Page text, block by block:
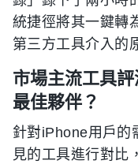
統捷徑將其一鍵轉
第三方工具介入的
市場主流工具
最佳夥伴？
針對iPhone用戶的
見的工具進行對比